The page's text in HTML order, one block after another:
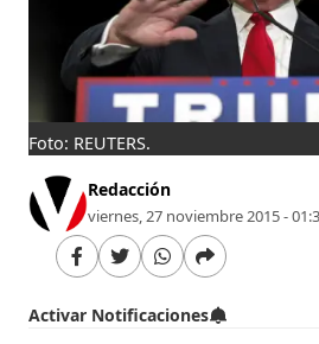
Foto: REUTERS.
Redacción
viernes, 27 noviembre 2015 -
Activar Notificaciones